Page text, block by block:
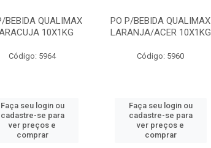
BEBIDA QUALIMAX
10X1KG
Código: 5964
Faça seu login ou
cadastre-se para
ver preços e
comprar
PO P/BEBIDA QUALIMAX
LARANJA/ACER 10X1KG
Código: 5960
Faça seu login ou
cadastre-se para
ver preços e
comprar